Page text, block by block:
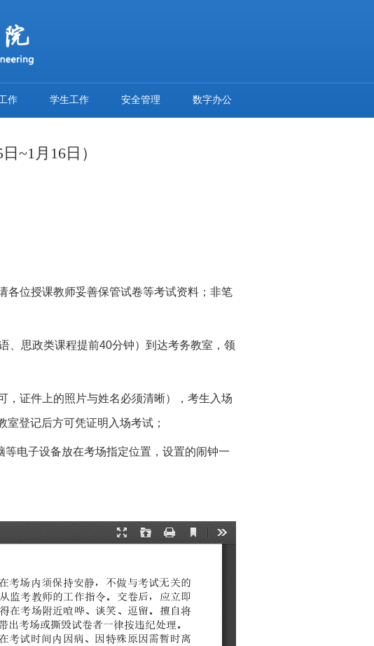
作 学生工作 安全管理 数字办公
~1月16日）
各位授课教师妥善保管试卷等考试资料；非笔
、思政类课程提前40分钟）到达考务教室，领
，证件上的照片与姓名必须清晰），考生入场
登记后方可凭证明入场考试；
电子设备放在考场指定位置，设置的闹钟一